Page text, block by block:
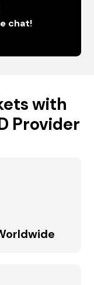
chat!
with
Provider